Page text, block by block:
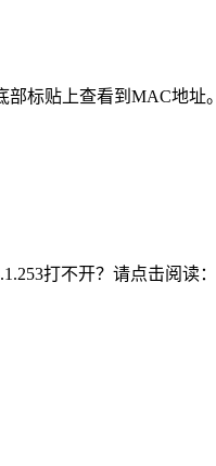
标贴上查看到MAC地址。
打不开？请点击阅读：